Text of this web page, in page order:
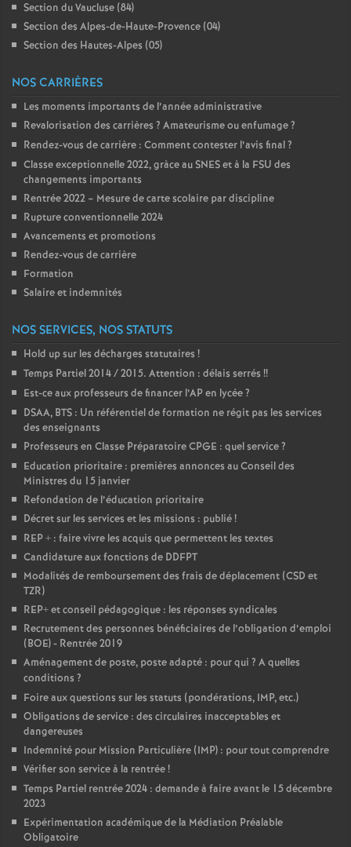
s
T
o
Section du Vaucluse (84)
Section des Alpes-de-Haute-Provence (04)
Section des Hautes-Alpes (05)
NOS CARRIÈRES
Les moments importants de l’année administrative
Revalorisation des carrières ? Amateurisme ou enfumage?
Rendez-vous de carrière : Comment contester l’avis final?
Classe exceptionnelle 2022, gràce au SNES et à la FSU des
changements importants
Rentrée 2022 – Mesure de carte scolaire par discipline
Rupture conventionnelle 2024
Avancements et promotions
Rendez-vous de carrière
Formation
Salaire et indemnités
NOS SERVICES, NOS STATUTS
Hold up sur les décharges statutaires !
Temps Partiel 2014 / 2015. Attention : délais serrés !!
Est-ce aux professeurs de financer l’AP en lycée?
DSAA, BTS : Un référentiel de formation ne régit pas les services
des enseignants
Professeurs en Classe Préparatoire CPGE : quel service?
Education prioritaire : premières annonces au Conseil des
Ministres du 15 janvier
Refondation de l’éducation prioritaire
Décret sur les services et les missions : publié!
REP + : faire vivre les acquis que permettent les textes
Candidature aux fonctions de DDFPT
Modalités de remboursement des frais de déplacement (CSD et
TZR)
REP+ et conseil pédagogique : les réponses syndicales
Recrutement des personnes bénéficiaires de l’obligation d’emploi
(BOE) - Rentrée 2019
Aménagement de poste, poste adapté : pour qui ? A quelles
conditions ?
Foire aux questions sur les statuts (pondérations, IMP, etc.)
Obligations de service : des circulaires inacceptables et
dangereuses
Indemnité pour Mission Particulière (IMP) : pour tout comprendre
Vérifier son service à la rentrée!
Temps Partiel rentrée 2024 : demande à faire avant le 15 décembre
2023
Expérimentation académique de la Médiation Préalable
Obligatoire